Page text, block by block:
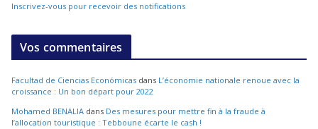
Inscrivez-vous pour recevoir des notifications
Vos commentaires
Facultad de Ciencias Económicas dans L’économie nationale renoue avec la
croissance : Un bon départ pour 2022
Mohamed BENALIA dans Des mesures pour mettre fin à la fraude à
l’allocation touristique : Tebboune écarte le cash !